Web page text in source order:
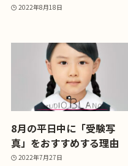
2022年8月18日
8月の平日中に「受験写
真」をおすすめする理由
2022年7月27日